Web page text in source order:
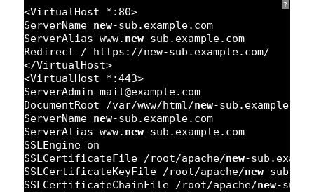
?
<VirtualHost *: 80>
ServerName new-sub.example.com
ServerAlias www. new-sub.example.com
Redirect / https: //new-sub.example.com/
</VirtualHost>
<VirtualHost *:443>
ServerAdmin mail@example.com
DocumentRoot /var/www/html/new-sub.example.com
ServerName new-sub.example.com
ServerAlias www. new-sub.example.com
SSLEngine on
SSLCertificateFile /root/apache/new-
SSLCertificateKeyFile /root/apache/new-
SSLCertificateChainFile /root/apache/new-